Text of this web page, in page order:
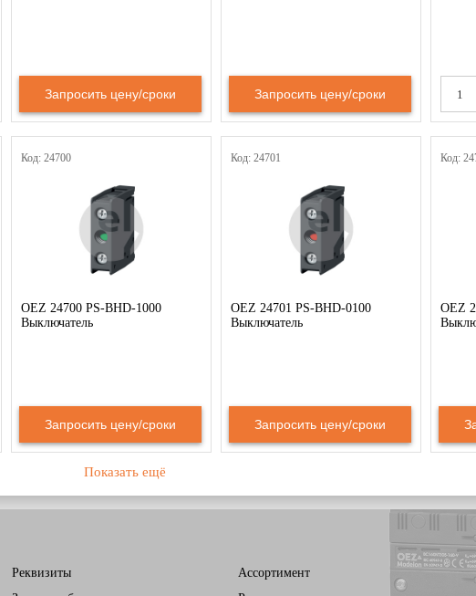
Запросить цену/сроки Запросить цену/сроки
Код: 24700
OEZ 24700 PS-BHD-1000
Выключатель
Запросить цену/сроки
Код: 24701
OEZ 24701 PS-BHD-0100
Выключатель
Запросить цену/сроки
Код:
OEZ
Показать ещё
Реквизиты
Ассортимент